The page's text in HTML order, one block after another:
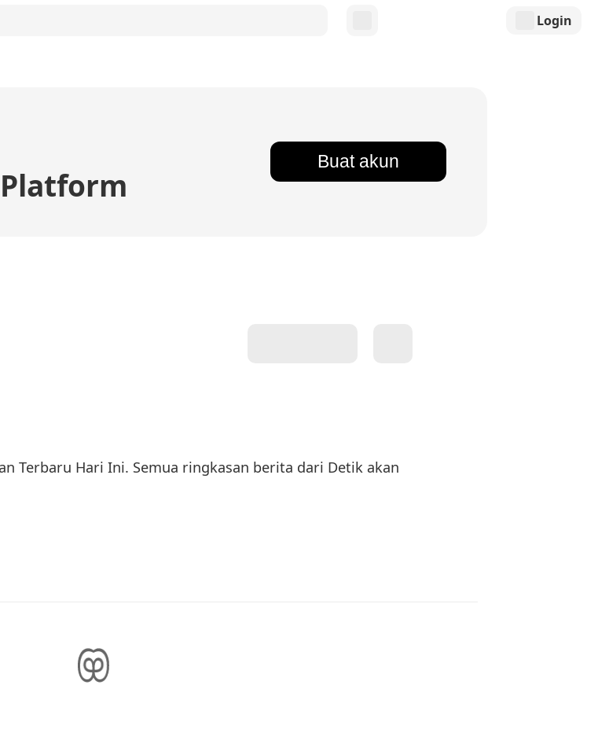
Login
Buat akun
Terbaru Hari Ini. Semua ringkasan berita dari Detik akan